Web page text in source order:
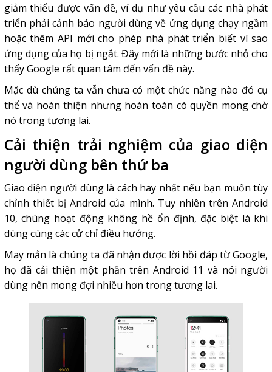
giảm thiểu được vấn đề, ví dụ như yêu cầu các nhà phát
triển phải cảnh báo người dùng về ứng dụng chạy ngầm
hoặc thêm API mới cho phép nhà phát triển biết vì sao
ứng dụng của họ bị ngắt. Đây mới là những bước nhỏ cho
thấy Google rất quan tâm đến vấn đề này.
Mặc dù chúng ta vẫn chưa có một chức năng nào đó cụ
thể và hoàn thiện nhưng hoàn toàn có quyền mong chờ
nó trong tương lai.
Cải thiện trải nghiệm của giao diện
người dùng bên thứ ba
Giao diện người dùng là cách hay nhất nếu bạn muốn tùy
chỉnh thiết bị Android của mình. Tuy nhiên trên Android
10, chúng hoạt động không hề ổn định, đặc biệt là khi
dùng cùng các cử chỉ điều hướng.
May mắn là chúng ta đã nhận được lời hồi đáp từ Google,
họ đã cải thiện một phần trên Android 11 và nói người
dùng nên mong đợi nhiều hơn trong tương lai.